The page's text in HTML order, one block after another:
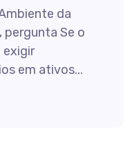
da
pergunta Se o
exigir
em ativos...